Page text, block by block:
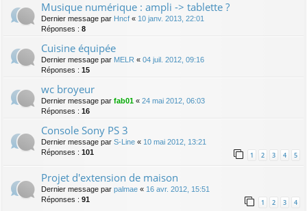
Musique numérique : ampli -> tablette ?
Dernier message par Hncf « 10 janv. 2013, 22:01
Réponses : 8
Cuisine équipée
Dernier message par MELR « 04 juil. 2012, 09:16
Réponses : 15
wc broyeur
Dernier message par fab01 « 24 mai 2012, 06:03
Réponses : 16
Console Sony PS 3
Dernier message par S-Line « 10 mai 2012, 13:21
Réponses : 101 1 2 3 4 5
Projet d'extension de maison
Dernier message par palmae « 16 avr. 2012, 15:51
Réponses : 91 1 2 3 4